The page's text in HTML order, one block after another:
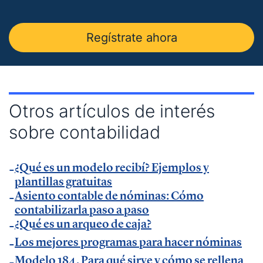
— Entrevista en
— Entrevista en Ideas para tu empresa de
Vodafone.
Método Gallardo.
— Entrevista enKFund
— Entrevista en GestionaRadio.
Marcos De La Cueva en eventos
— Participación como ponente en Accountex
España 2023.
Regístrate ahora
Otros artículos de interés
sobre contabilidad
¿Qué es un modelo recibí? Ejemplos y
plantillas gratuitas
Asiento contable de nóminas: Cómo
contabilizarla paso a paso
¿Qué es un arqueo de caja?
Los mejores programas para hacer nóminas
Modelo 184. Para qué sirve y cómo se rellena